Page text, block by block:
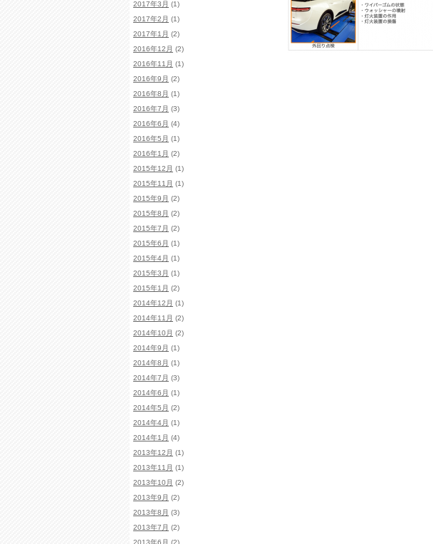
2017年3月 (1)
2017年2月 (1)
2017年1月 (2)
2016年12月 (2)
2016年11月 (1)
2016年9月 (2)
2016年8月 (1)
2016年7月 (3)
2016年6月 (4)
2016年5月 (1)
2016年1月 (2)
2015年12月 (1)
2015年11月 (1)
2015年9月 (2)
2015年8月 (2)
2015年7月 (2)
2015年6月 (1)
2015年4月 (1)
2015年3月 (1)
2015年1月 (2)
2014年12月 (1)
2014年11月 (2)
2014年10月 (2)
2014年9月 (1)
2014年8月 (1)
2014年7月 (3)
2014年6月 (1)
2014年5月 (2)
2014年4月 (1)
2014年1月 (4)
2013年12月 (1)
2013年11月 (1)
2013年10月 (2)
2013年9月 (2)
2013年8月 (3)
2013年7月 (2)
2013年6月 (2)